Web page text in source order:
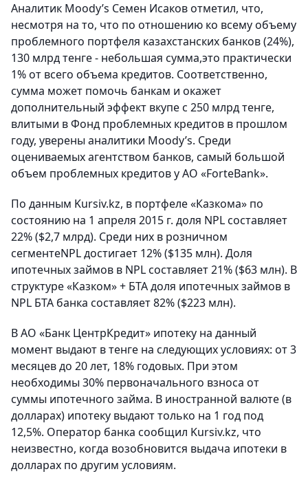
Аналитик Moody’s Семен Исаков отметил, что,
несмотря на то, что по отношению ко всему объему
проблемного портфеля казахстанских банков (24%),
130 млрд тенге - небольшая сумма,это практически
1% от всего объема кредитов. Соответственно,
сумма может помочь банкам и окажет
дополнительный эффект вкупе с 250 млрд тенге,
влитыми в Фонд проблемных кредитов в прошлом
году, уверены аналитики Moody’s. Среди
оцениваемых агентством банков, самый большой
объем проблемных кредитов у АО «ForteBank».
По данным Kursiv.kz, в портфеле «Казкома» по
состоянию на 1 апреля 2015 г. доля NPL составляет
22% ($2,7 млрд). Среди них в розничном
сегментеNPL достигает 12% ($135 млн). Доля
ипотечных займов в NPL составляет 21% ($63 млн). В
структуре «Казком» + БТА доля ипотечных займов в
NPL БТА банка составляет 82% ($223 млн).
В АО «Банк ЦентрКредит» ипотеку на данный
момент выдают в тенге на следующих условиях: от 3
месяцев до 20 лет, 18% годовых. При этом
необходимы 30% первоначального взноса от
суммы ипотечного займа. В иностранной валюте (в
долларах) ипотеку выдают только на 1 год под
12,5%. Оператор банка сообщил Kursiv.kz, что
неизвестно, когда возобновится выдача ипотеки в
долларах по другим условиям.